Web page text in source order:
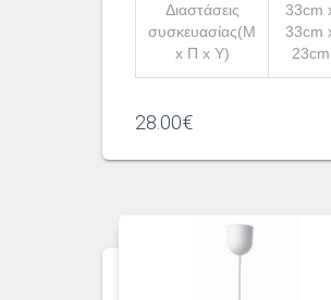
Διαστάσεις
συσκευασίας(Μ
x Π x Υ)
33cm
33cm
23cm
28.00€